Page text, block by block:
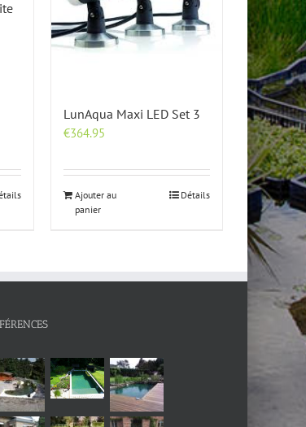
LunAqua Maxi LED Set 3
€364.95
Ajouter au
panier
Détails